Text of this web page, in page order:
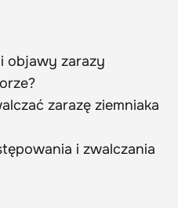
objawy zarazy
zarazę ziemniaka
i zwalczania